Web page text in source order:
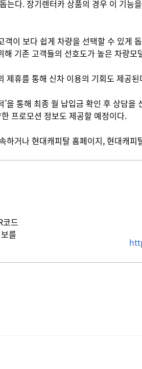
는다. 장기렌터카 상품의 경우 이 기
이 보다 쉽게 차량을 선택할 수 있게
기존 고객들의 선호도가 높은 차량
제휴를 통해 신차 이용의 기회도 제공된
통해 최종 월 납입금 확인 후 상담
프로모션 정보도 제공할 예정이다.
나 현대캐피탈 홈페이지, 현대캐피
코드
를